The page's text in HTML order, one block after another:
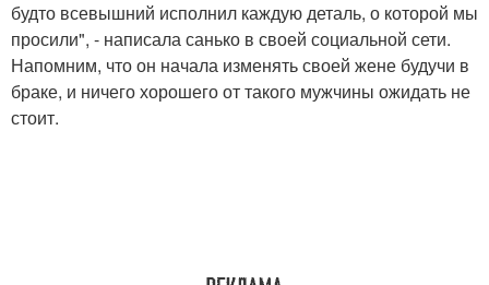
будто всевышний исполнил каждую деталь, о которой мы
просили", - написала санько в своей социальной сети.
Напомним, что он начала изменять своей жене будучи в
браке, и ничего хорошего от такого мужчины ожидать не
стоит.